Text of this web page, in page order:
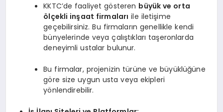
KKTC’de faaliyet gösteren büyük ve orta
ölçekli inşaat firmaları ile iletişime
geçebilirsiniz. Bu firmaların genellikle kendi
bünyelerinde veya çalıştıkları taşeronlarda
deneyimli ustalar bulunur.
Bu firmalar, projenizin türüne ve büyüklüğüne
göre size uygun usta veya ekipleri
yönlendirebilir.